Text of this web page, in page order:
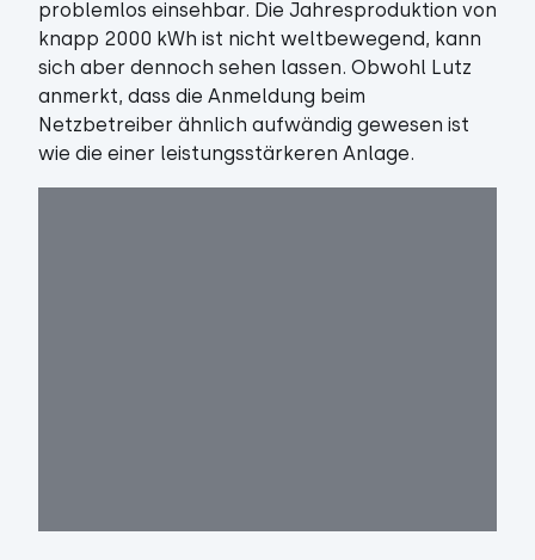
problemlos einsehbar. Die Jahresproduktion von
knapp 2000 kWh ist nicht weltbewegend, kann
sich aber dennoch sehen lassen. Obwohl Lutz
anmerkt, dass die Anmeldung beim
Netzbetreiber ähnlich aufwändig gewesen ist
wie die einer leistungsstärkeren Anlage.